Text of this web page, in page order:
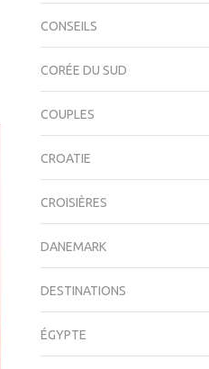
CONSEILS
CORÉE DU SUD
COUPLES
CROATIE
CROISIÈRES
DANEMARK
DESTINATIONS
ÉGYPTE